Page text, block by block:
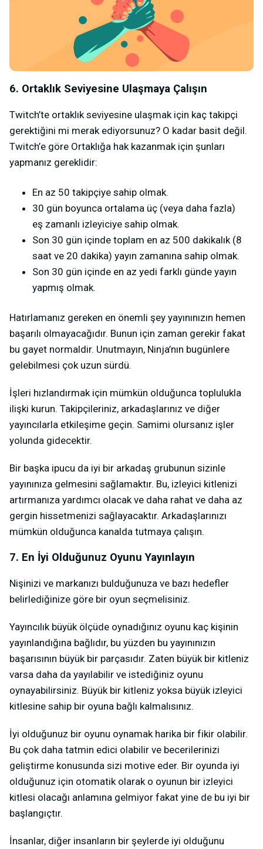
6. Ortaklık Seviyesine Ulaşmaya Çalışın
Twitch’te ortaklık seviyesine ulaşmak için kaç takipçi
gerektiğini mi merak ediyorsunuz? O kadar basit değil.
Twitch’e göre Ortaklığa hak kazanmak için şunları
yapmanız gereklidir:
En az 50 takipçiye sahip olmak.
30 gün boyunca ortalama üç (veya daha fazla)
eş zamanlı izleyiciye sahip olmak.
Son 30 gün içinde toplam en az 500 dakikalık (8
saat ve 20 dakika) yayın zamanına sahip olmak.
Son 30 gün içinde en az yedi farklı günde yayın
yapmış olmak.
Hatırlamanız gereken en önemli şey yayınınızın hemen
başarılı olmayacağıdır. Bunun için zaman gerekir fakat
bu gayet normaldir. Unutmayın, Ninja’nın bugünlere
gelebilmesi çok uzun sürdü.
İşleri hızlandırmak için mümkün olduğunca toplulukla
ilişki kurun. Takipçileriniz, arkadaşlarınız ve diğer
yayıncılarla etkileşime geçin. Samimi olursanız işler
yolunda gidecektir.
Bir başka ipucu da iyi bir arkadaş grubunun sizinle
yayınınıza gelmesini sağlamaktır. Bu, izleyici kitlenizi
artırmanıza yardımcı olacak ve daha rahat ve daha az
gergin hissetmenizi sağlayacaktır. Arkadaşlarınızı
mümkün olduğunca kanalda tutmaya çalışın.
7. En İyi Olduğunuz Oyunu Yayınlayın
Nişinizi ve markanızı bulduğunuza ve bazı hedefler
belirlediğinize göre bir oyun seçmelisiniz.
Yayıncılık büyük ölçüde oynadığınız oyunu kaç kişinin
yayınlandığına bağlıdır, bu yüzden bu yayınınızın
başarısının büyük bir parçasıdır. Zaten büyük bir kitleniz
varsa daha da yayılabilir ve istediğiniz oyunu
oynayabilirsiniz. Büyük bir kitleniz yoksa büyük izleyici
kitlesine sahip bir oyuna bağlı kalmalısınız.
İyi olduğunuz bir oyunu oynamak harika bir fikir olabilir.
Bu çok daha tatmin edici olabilir ve becerilerinizi
geliştirme konusunda sizi motive eder. Bir oyunda iyi
olduğunuz için otomatik olarak o oyunun bir izleyici
kitlesi olacağı anlamına gelmiyor fakat yine de bu iyi bir
başlangıçtır.
İnsanlar, diğer insanların bir şeylerde iyi olduğunu